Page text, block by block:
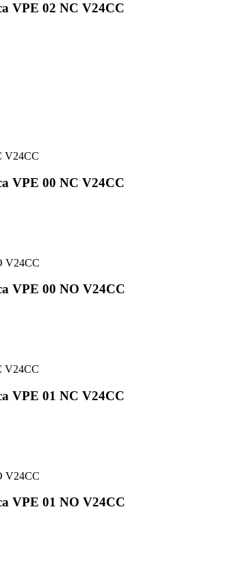
VPE 02 NC V24CC
VPE 00 NC V24CC
VPE 00 NO V24CC
VPE 01 NC V24CC
VPE 01 NO V24CC